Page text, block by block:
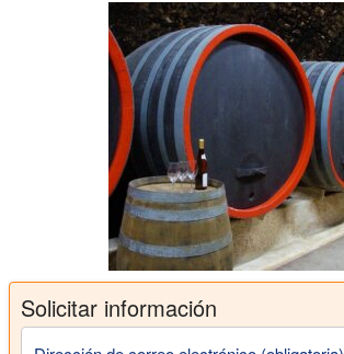
Solicitar información